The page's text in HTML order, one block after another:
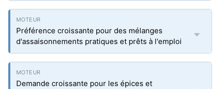
Préférence croissante pour des mélanges
d'assaisonnements pratiques et prêts à l'emploi
Demande croissante pour les épices et